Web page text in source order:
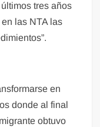
tres años
las NTA las
en
donde al final
obtuvo